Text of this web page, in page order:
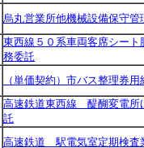
烏丸営業所他機械設備保守管
東西線５０系車両客席シート
務委託
（単価契約）市バス整理券用
高速鉄道東西線 醍醐変電所
託
高速鉄道 駅電気室定期検査